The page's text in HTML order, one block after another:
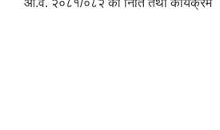
आ.व. २०८१/०८२ को निति तथा कार्यक्रम